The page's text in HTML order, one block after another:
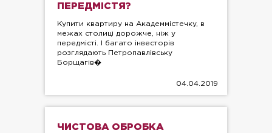
ПЕРЕДМІСТЯ?
Купити квартиру на Академмістечку, в
межах столиці дорожче, ніж у
передмісті. І багато інвесторів
розглядають Петропавлівську
Борщагів�
04.04.2019
ЧИСТОВА ОБРОБКА